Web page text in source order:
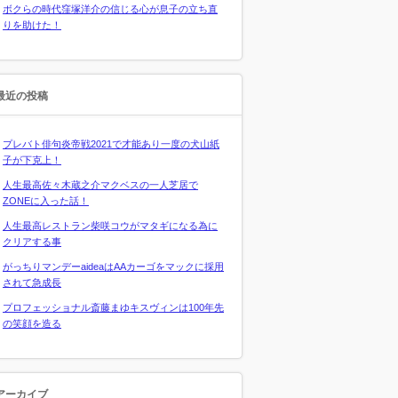
ボクらの時代窪塚洋介の信じる心が息子の立ち直
りを助けた！
近の投稿
プレバト俳句炎帝戦2021で才能あり一度の犬山紙
子が下克上！
人生最高佐々木蔵之介マクベスの一人芝居で
ZONEに入った話！
人生最高レストラン柴咲コウがマタギになる為に
クリアする事
がっちりマンデーaideaはAAカーゴをマックに採用
されて急成長
プロフェッショナル斎藤まゆキスヴィンは100年先
の笑顔を造る
ーカイブ